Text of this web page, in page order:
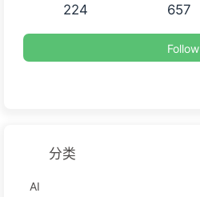
224 657
分类
AI